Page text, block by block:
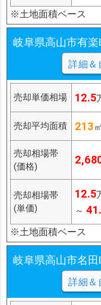
※土地面積ベース
岐阜県高山市有
詳細＆
売却単価相場 12.5
売却平均面積 213
売却相場帯
(価格)
売却相場帯
(単価)
12.5
～
※土地面積ベース
岐阜県高山市名
詳細＆